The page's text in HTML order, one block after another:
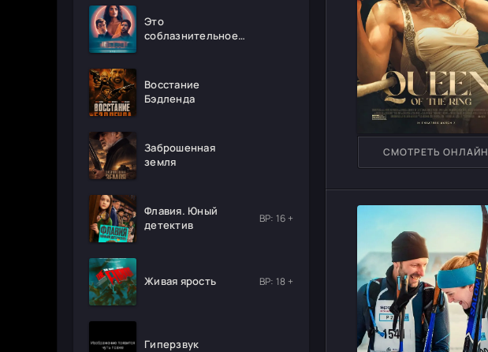
Это
соблазнительное
Восстание
Бэдленда
Заброшенная
земля
Флавия. Юный
детектив
ВР: 16 +
Живая ярость ВР: 18 +
Гиперзвук
СМОТРЕТЬ ОНЛАЙН